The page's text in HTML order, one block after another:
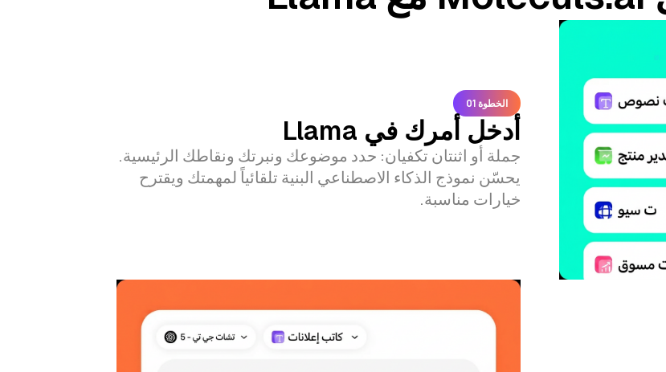
الخطوة 01
أدخل أمرك في Llama
جملة أو اثنتان تكفيان: حدد موضوعك ونبرتك ونقاطك الرئيسية.
يحسّن نموذج الذكاء الاصطناعي البنية تلقائياً لمهمتك ويقترح
خيارات مناسبة.